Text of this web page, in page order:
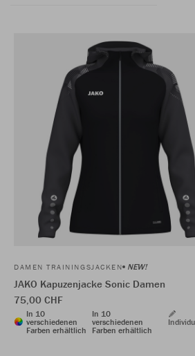
DAMEN TRAININGSJACKEN NEW!
JAKO Kapuzenjacke Sonic Damen
75,00 CHF
In 10
verschiedenen
Farben erhältlich
In 10
verschiedenen
Farben erhältlich